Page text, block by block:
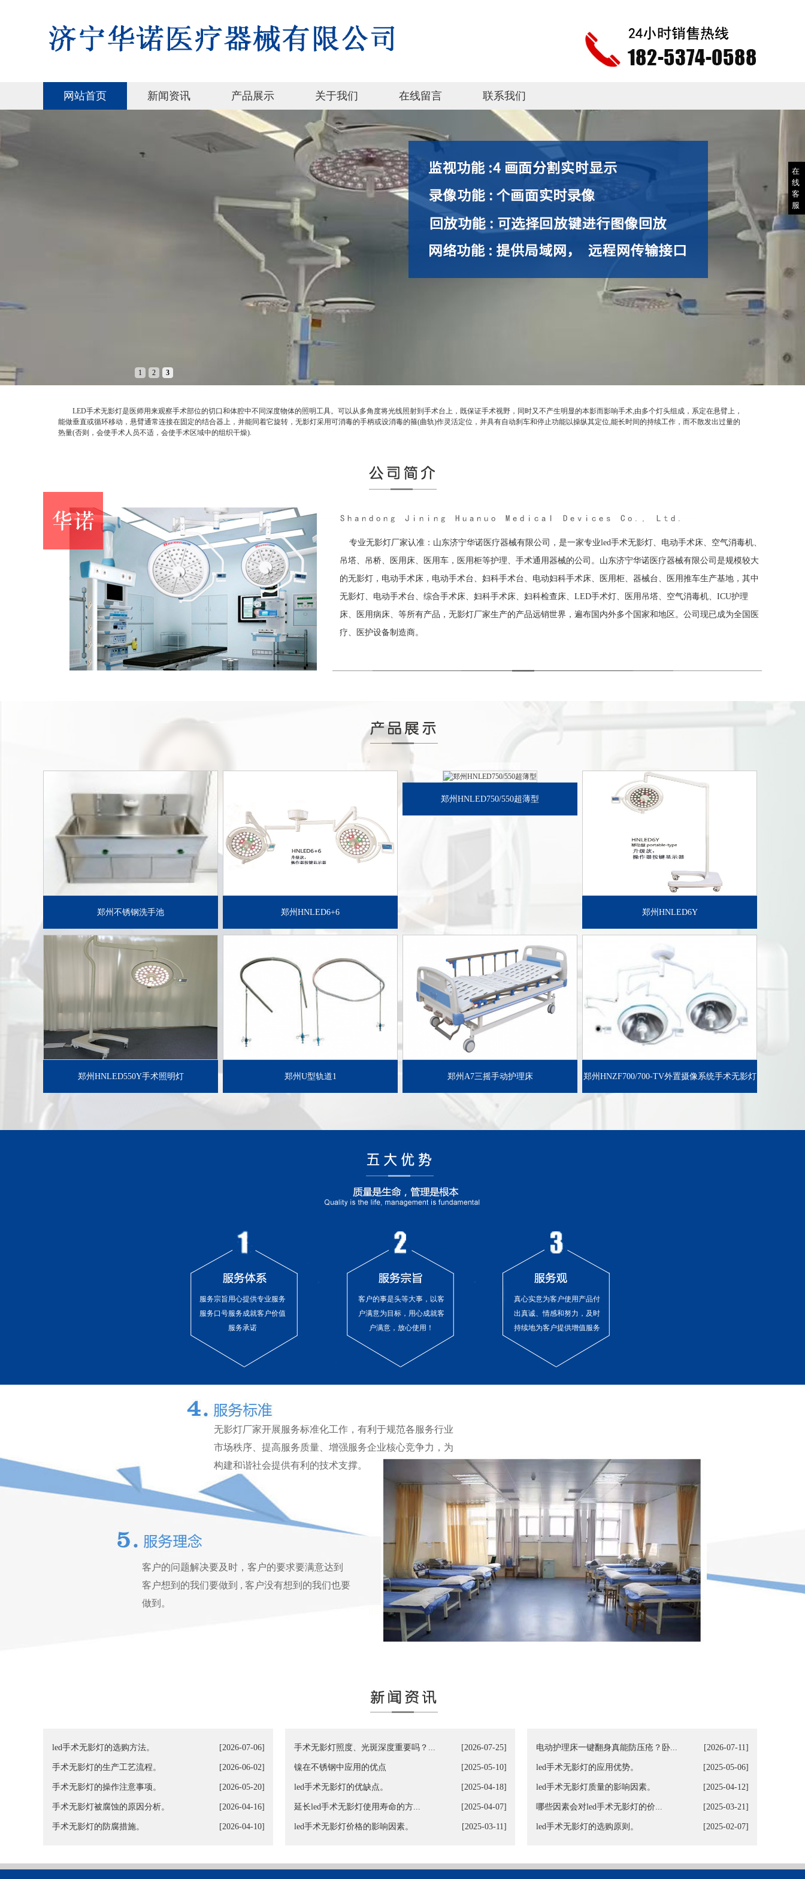
网站首页 新闻资讯 产品展示 关于我们 在线留言 联系我们
1 2 3
LED手术无影灯是医师用来观察手术部位的切口和体腔中不同深度物体的照明工具。可以从多角度将光线照射到手术台上，既保证手术视野，同时又不产生明显的本影而影响手术,由多个灯头组成，系定在悬臂上，
能做垂直或循环移动，悬臂通常连接在固定的结合器上，并能同着它旋转，无影灯采用可消毒的手柄或设消毒的箍(曲轨)作灵活定位，并具有自动刹车和停止功能以操纵其定位,能长时间的持续工作，而不散发出过量的
热量(否则，会使手术人员不适，会使手术区域中的组织干燥).
专业无影灯厂家认准：山东济宁华诺医疗器械有限公司，是一家专业led手术无影灯、电动手术床、空气消毒机、
吊塔、吊桥、医用床、医用车，医用柜等护理、手术通用器械的公司。山东济宁华诺医疗器械有限公司是规模较大
的无影灯，电动手术床，电动手术台、妇科手术台、电动妇科手术床、医用柜、器械台、医用推车生产基地，其中
无影灯、电动手术台、综合手术床、妇科手术床、妇科检查床、LED手术灯、医用吊塔、空气消毒机、ICU护理
床、医用病床、等所有产品，无影灯厂家生产的产品远销世界，遍布国内外多个国家和地区。公司现已成为全国医
疗、医护设备制造商。
郑州不锈钢洗手池
了解详情+
郑州HNLED6+6
了解详情+
郑州HNLED750/550超薄型
了解详情+
郑州HNLED6Y
郑州HNLED550Y手术照明灯
了解详情+
郑州U型轨道1
了解详情+
郑州A7三摇手动护理床
了解详情+
郑州HNZF700/700-TV外置摄像系统手术无影灯
服务宗旨用心提供专业服务
服务口号服务成就客户价值
服务承诺
客户的事是头等大事，以客
户满意为目标，用心成就客
户满意，放心使用！
真心实意为客户使用产品付
出真诚、情感和努力，及时
持续地为客户提供增值服务
无影灯厂家开展服务标准化工作，有利于规范各服务行业
市场秩序、提高服务质量、增强服务企业核心竞争力，为
构建和谐社会提供有利的技术支撑。
客户的问题解决要及时，客户的要求要满意达到
客户想到的我们要做到 , 客户没有想到的我们也要
做到。
led手术无影灯的选购方法。 [2026-07-06]
手术无影灯的生产工艺流程。 [2026-06-02]
手术无影灯的操作注意事项。 [2026-05-20]
手术无影灯被腐蚀的原因分析。 [2026-04-16]
手术无影灯的防腐措施。 [2026-04-10]
手术无影灯照度、光斑深度重要吗？... [2026-07-25]
镍在不锈钢中应用的优点 [2025-05-10]
led手术无影灯的优缺点。 [2025-04-18]
延长led手术无影灯使用寿命的方... [2025-04-07]
led手术无影灯价格的影响因素。 [2025-03-11]
电动护理床一键翻身真能防压疮？卧... [2026-07-11]
led手术无影灯的应用优势。 [2025-05-06]
led手术无影灯质量的影响因素。 [2025-04-12]
哪些因素会对led手术无影灯的价... [2025-03-21]
led手术无影灯的选购原则。 [2025-02-07]
在
线
客
服